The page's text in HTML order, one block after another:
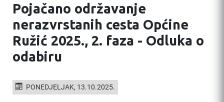
Pojačano održavanje
nerazvrstanih cesta Općine
Ružić 2025., 2. faza - Odluka o
odabiru
PONEDJELJAK, 13.10.2025.